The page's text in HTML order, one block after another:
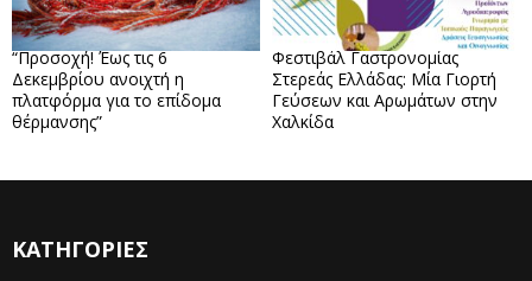
“Προσοχή! Έως τις 6
Δεκεμβρίου ανοιχτή η
πλατφόρμα για το επίδομα
θέρμανσης”
Φεστιβάλ Γαστρονομίας
Στερεάς Ελλάδας: Μία Γιορτή
Γεύσεων και Αρωμάτων στην
Χαλκίδα
ΚΑΤΗΓΟΡΙΕΣ